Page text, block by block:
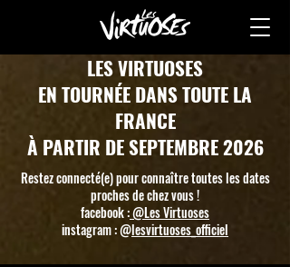
LES VIRTUOSES
EN TOURNÉE DANS TOUTE LA
FRANCE
À PARTIR DE SEPTEMBRE 2026
Restez connecté(e) pour connaître toutes les dates
proches de chez vous !
facebook :@Les Virtuoses
instagram : @lesvirtuoses_officiel